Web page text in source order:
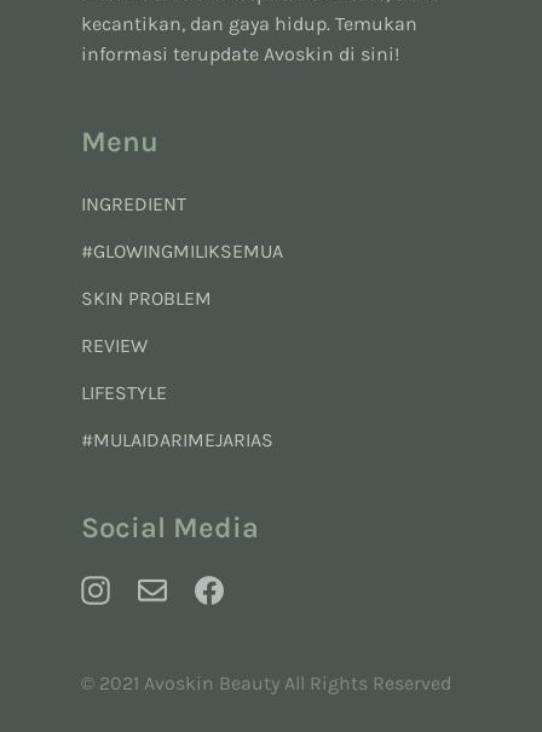
kecantikan, dan gaya hidup. Temukan
informasi terupdate Avoskin di sini!
Menu
INGREDIENT
#GLOWINGMILIKSEMUA
SKIN PROBLEM
REVIEW
LIFESTYLE
#MULAIDARIMEJARIAS
Social Media
© 2021 Avoskin Beauty All Rights Reserved